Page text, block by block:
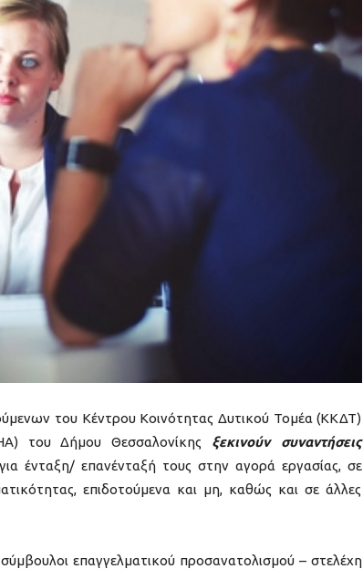
του Κέντρου Κοινότητας Δυτικού Τομέα (ΚΚΔΤ)
του Δήμου Θεσσαλονίκης ξεκινούν συναντήσεις
ένταξη/ επανένταξή τους στην αγορά εργασίας, σε
επιδοτούμενα και μη, καθώς και σε άλλες
επαγγελματικού προσανατολισμού – στελέχη